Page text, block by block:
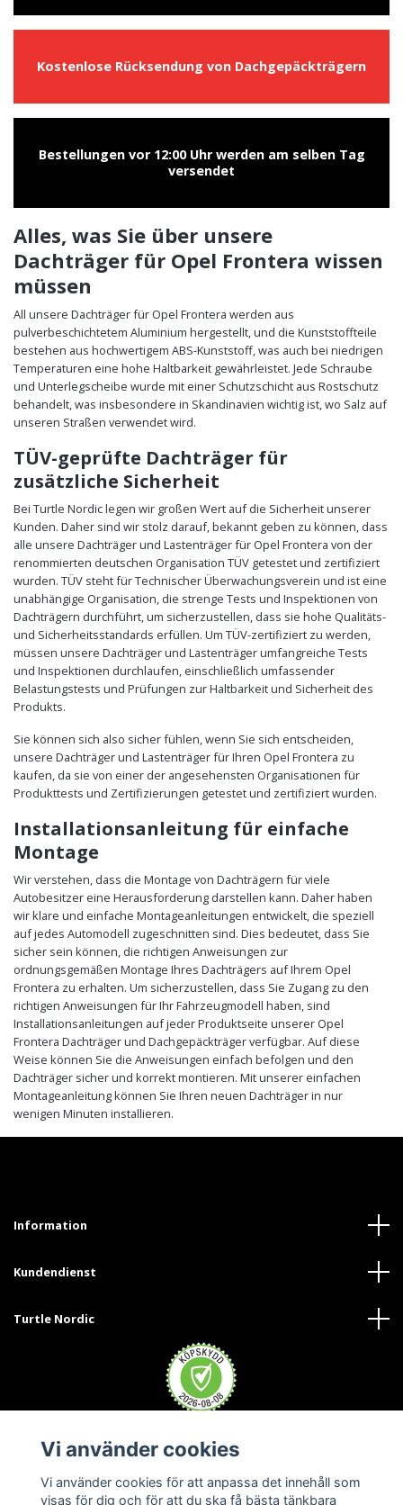
Kostenlose Rücksendung von Dachgepäckträgern
Bestellungen vor 12:00 Uhr werden am selben Tag
versendet
Alles, was Sie über unsere
Dachträger für Opel Frontera wissen
müssen
All unsere Dachträger für Opel Frontera werden aus
pulverbeschichtetem Aluminium hergestellt, und die Kunststoffteile
bestehen aus hochwertigem ABS-Kunststoff, was auch bei niedrigen
Temperaturen eine hohe Haltbarkeit gewährleistet. Jede Schraube
und Unterlegscheibe wurde mit einer Schutzschicht aus Rostschutz
behandelt, was insbesondere in Skandinavien wichtig ist, wo Salz auf
unseren Straßen verwendet wird.
TÜV-geprüfte Dachträger für
zusätzliche Sicherheit
Bei Turtle Nordic legen wir großen Wert auf die Sicherheit unserer
Kunden. Daher sind wir stolz darauf, bekannt geben zu können, dass
alle unsere Dachträger und Lastenträger für Opel Frontera von der
renommierten deutschen Organisation TÜV getestet und zertifiziert
wurden. TÜV steht für Technischer Überwachungsverein und ist eine
unabhängige Organisation, die strenge Tests und Inspektionen von
Dachträgern durchführt, um sicherzustellen, dass sie hohe Qualitäts-
und Sicherheitsstandards erfüllen. Um TÜV-zertifiziert zu werden,
müssen unsere Dachträger und Lastenträger umfangreiche Tests
und Inspektionen durchlaufen, einschließlich umfassender
Belastungstests und Prüfungen zur Haltbarkeit und Sicherheit des
Produkts.
Sie können sich also sicher fühlen, wenn Sie sich entscheiden,
unsere Dachträger und Lastenträger für Ihren Opel Frontera zu
kaufen, da sie von einer der angesehensten Organisationen für
Produkttests und Zertifizierungen getestet und zertifiziert wurden.
Installationsanleitung für einfache
Montage
Wir verstehen, dass die Montage von Dachträgern für viele
Autobesitzer eine Herausforderung darstellen kann. Daher haben
wir klare und einfache Montageanleitungen entwickelt, die speziell
auf jedes Automodell zugeschnitten sind. Dies bedeutet, dass Sie
sicher sein können, die richtigen Anweisungen zur
ordnungsgemäßen Montage Ihres Dachträgers auf Ihrem Opel
Frontera zu erhalten. Um sicherzustellen, dass Sie Zugang zu den
richtigen Anweisungen für Ihr Fahrzeugmodell haben, sind
Installationsanleitungen auf jeder Produktseite unserer Opel
Frontera Dachträger und Dachgepäckträger verfügbar. Auf diese
Weise können Sie die Anweisungen einfach befolgen und den
Dachträger sicher und korrekt montieren. Mit unserer einfachen
Montageanleitung können Sie Ihren neuen Dachträger in nur
wenigen Minuten installieren.
Information
Kundendienst
Turtle Nordic
Vi använder cookies
Vi använder cookies för att anpassa det innehåll som
visas för dig och för att du ska få bästa tänkbara